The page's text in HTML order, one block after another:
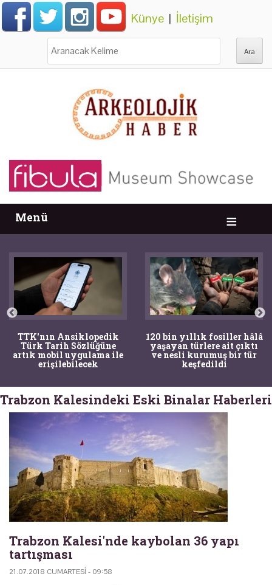
Künye | İletişim
Menü
TTK'nın Ansiklopedik
Türk Tarih Sözlüğüne
artık mobil uygulama ile
erişilebilecek
120 bin yıllık fosiller hâlâ
yaşayan türlere ait çıktı
ve nesli kurumuş bir tür
keşfedildi
Trabzon Kalesindeki Eski Binalar Haberleri
Trabzon Kalesi'nde kaybolan 36 yapı
tartışması
21.07.2018 CUMARTESI - 09:58